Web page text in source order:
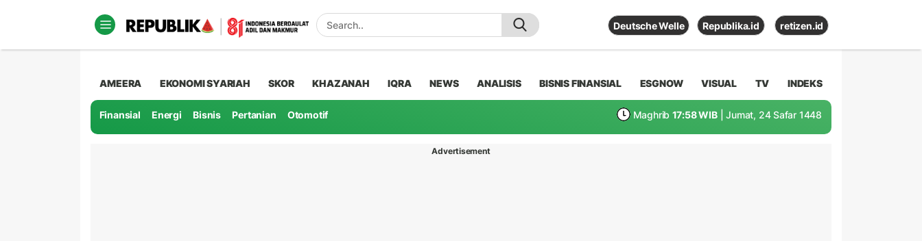
Deutsche Welle Republika.id retizen.id
AMEERA EKONOMI SYARIAH SKOR KHAZANAH IQRA NEWS ANALISIS BISNIS FINANSIAL ESGNOW VISUAL TV INDEKS
Finansial Energi Bisnis Pertanian Otomotif Maghrib 17:58 WIB | Jumat, 24 Safar 1448
Advertisement